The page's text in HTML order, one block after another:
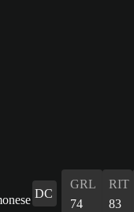
DC
GRL
74
RIT
83